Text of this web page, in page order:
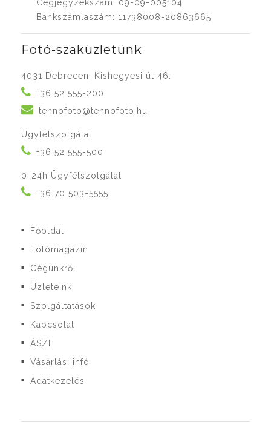
Cégjegyzékszám: 09-09-005104
Bankszámlaszám: 11738008-20863665
Fotó-szaküzletünk
4031 Debrecen, Kishegyesi út 46.
+36 52 555-200
tennofoto@tennofoto.hu
Ügyfélszolgálat
+36 52 555-500
0-24h Ügyfélszolgálat
+36 70 503-5555
■ Főoldal
■ Fotómagazin
■ Cégünkről
■ Üzleteink
■ Szolgáltatások
■ Kapcsolat
■ ÁSZF
■ Vásárlási infó
■ Adatkezelés